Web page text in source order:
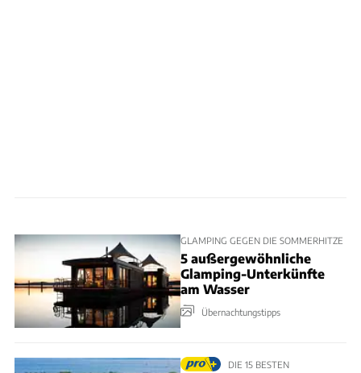
GLAMPING GEGEN DIE SOMMERHITZE
5 außergewöhnliche
Glamping-Unterkünfte
am Wasser
Übernachtungstipps
DIE 15 BESTEN